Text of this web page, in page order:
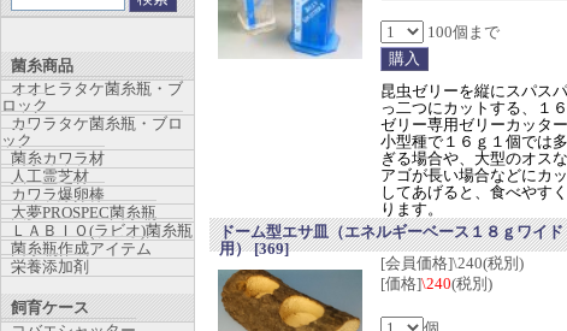
100個まで
昆虫ゼリーを縦にスパス
っ二つにカットする、１
ゼリー専用ゼリーカッター
小型種で１６ｇ１個では
ぎる場合や、大型のオス
アゴが長い場合などにカ
してあげると、食べやす
ります。
ドーム型エサ皿（エネルギーベース１８ｇワイド
用）[369]
[会員価格]\240(税別)
[価格]\240(税別)
菌糸商品
オオヒラタケ菌糸瓶・ブ
ロック
カワラタケ菌糸瓶・ブロ
ック
菌糸カワラ材
人工霊芝材
カワラ爆卵棒
大夢PROSPEC菌糸瓶
ＬＡＢＩＯ(ラビオ)菌糸瓶
菌糸瓶作成アイテム
栄養添加剤
飼育ケース